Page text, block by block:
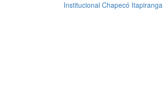
Institucional Chapecó Itapiranga